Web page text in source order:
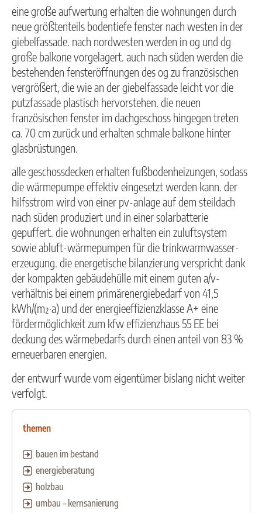
themen
bauen im bestand
energieberatung
holzbau
umbau – kernsanierung
eine große aufwertung erhalten die wohnungen durch
neue größtenteils bodentiefe fenster nach westen in der
giebelfassade. nach nordwesten werden in og und dg
große balkone vorgelagert. auch nach süden werden die
bestehenden fensteröffnungen des og zu französischen
vergrößert, die wie an der giebelfassade leicht vor die
putzfassade plastisch hervorstehen. die neuen
französischen fenster im dachgeschoss hingegen treten
ca. 70 cm zurück und erhalten schmale balkone hinter
glasbrüstungen.
alle geschossdecken erhalten fußbodenheizungen, sodass
die wärmepumpe effektiv eingesetzt werden kann. der
hilfsstrom wird von einer pv-anlage auf dem steildach
nach süden produziert und in einer solarbatterie
gepuffert. die wohnungen erhalten ein zuluftsystem
sowie abluft-wärmepumpen für die trinkwarmwasser-
erzeugung. die energetische bilanzierung verspricht dank
der kompakten gebäudehülle mit einem guten a/v-
verhältnis bei einem primärenergiebedarf von 41,5
kWh/(m²·a) und der energieeffizienzklasse A+ eine
fördermöglichkeit zum kfw effizienzhaus 55 EE bei
deckung des wärmebedarfs durch einen anteil von 83 %
erneuerbaren energien.
der entwurf wurde vom eigentümer bislang nicht weiter
verfolgt.